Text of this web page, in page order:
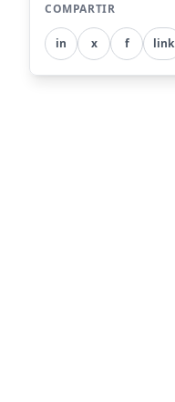
COMPARTIR
in x f link